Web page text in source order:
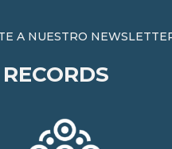
A NUESTRO